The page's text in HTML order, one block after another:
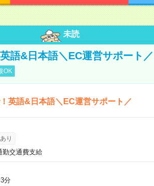
未読
語&日本語＼EC運営サポート／
OK
英語&日本語＼EC運営サポート／
り
勤交通費支給
分